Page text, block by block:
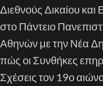
Διεθνούς Δικαίου και
στο Πάντειο
Αθηνών με την Νέα
πώς οι Συνθήκες
Σχέσεις τον 19ο